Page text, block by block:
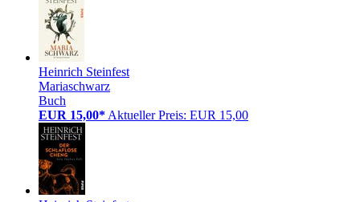
Heinrich Steinfest
Mariaschwarz
Buch
EUR 15,00* Aktueller Preis: EUR 15,00